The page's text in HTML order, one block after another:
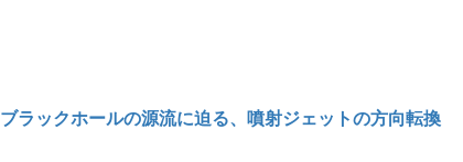
ブラックホールの源流に迫る、噴射ジェットの方向転換